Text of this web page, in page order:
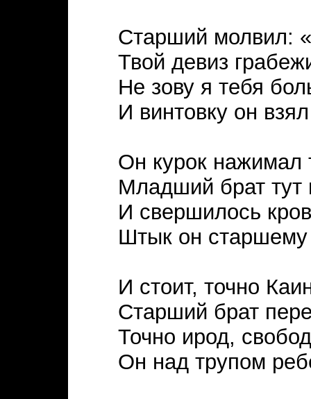
Старший молвил:
Твой девиз
Не зову я тебя
И винтовку он
Он курок нажимал
Младший брат тут
И свершилось
Штык он старшему
И стоит, точно
Старший брат
Точно ирод,
Он над трупом